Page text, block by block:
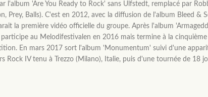
l'album 'Are You Ready to Rock' sans Ulfstedt, remplacé par
Prey, Balls). C'est en 2012, avec la diffusion de l'album Bleed &
la première vidéo officielle du groupe. Après l'album
au Melodifestivalen en 2016 mais termine à la cinquième
En mars 2017 sort l'album 'Monumentum' suivi d'une
Rock IV tenu à Trezzo (Milano), Italie, puis d'une tournée de 18